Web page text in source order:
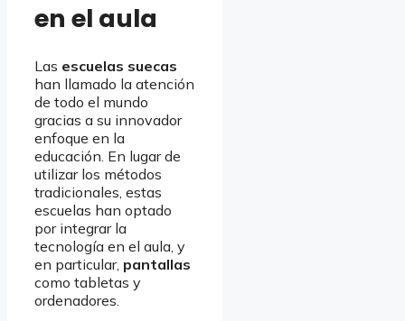
en el aula
Las escuelas suecas
han llamado la atención
de todo el mundo
gracias a su innovador
enfoque en la
educación. En lugar de
utilizar los métodos
tradicionales, estas
escuelas han optado
por integrar la
tecnología en el aula, y
en particular, pantallas
como tabletas y
ordenadores.